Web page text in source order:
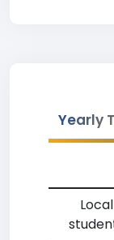
Yearly
Local